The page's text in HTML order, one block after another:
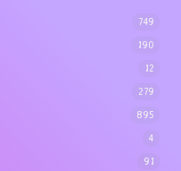
749
190
12
279
895
4
91